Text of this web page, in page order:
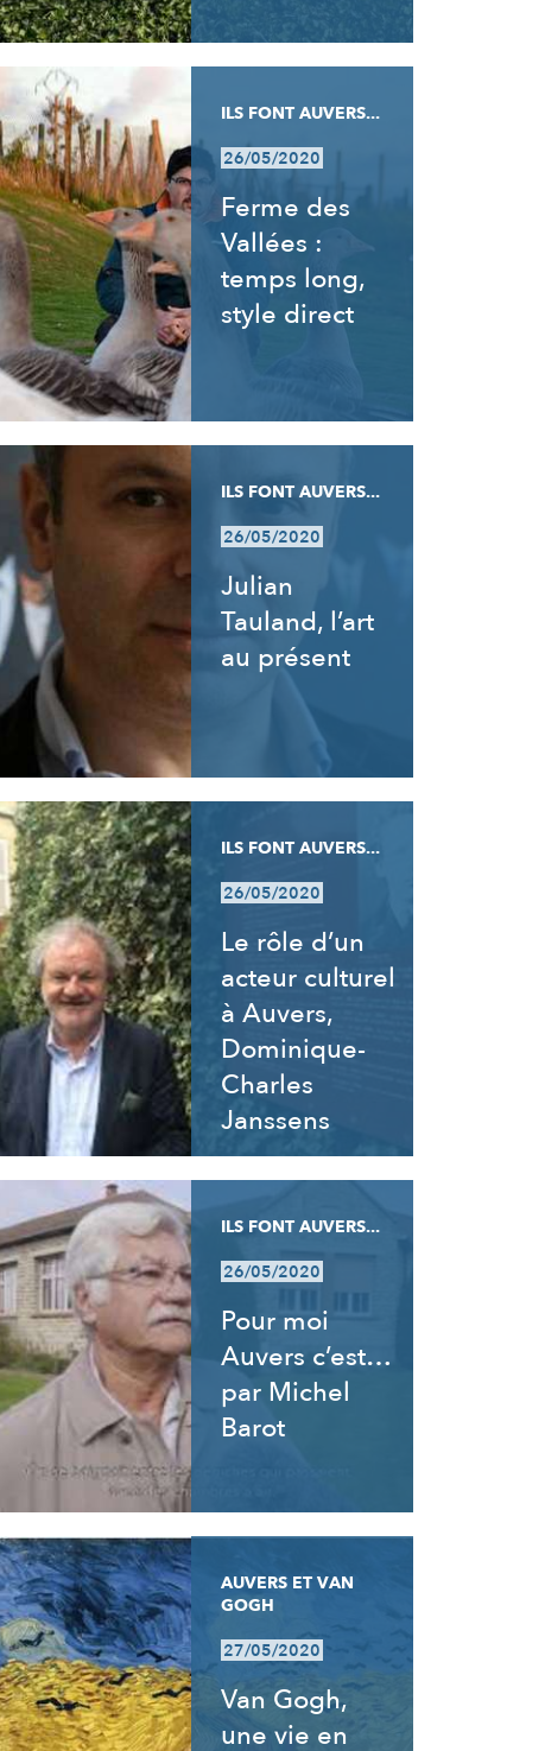
ILS FONT AUVERS...
26/05/2020
Ferme des
Vallées :
temps long,
style direct
ILS FONT AUVERS...
26/05/2020
Julian
Tauland, l’art
au présent
ILS FONT AUVERS...
26/05/2020
Le rôle d’un
acteur culturel
à Auvers,
Dominique-
Charles
Janssens
ILS FONT AUVERS...
26/05/2020
Pour moi
Auvers c’est…
par Michel
Barot
AUVERS ET VAN
GOGH
27/05/2020
Van Gogh,
une vie en